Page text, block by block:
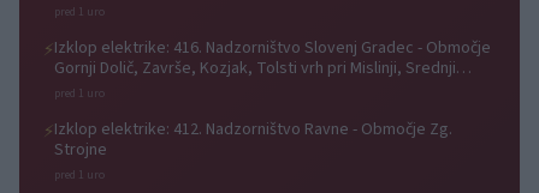
pred 1 uro
⚡Izklop elektrike: 416. Nadzorništvo Slovenj Gradec - Območje
Gornji Dolič, Završe, Kozjak, Tolsti vrh pri Mislinji, Srednji
Dolič, Paka
pred 1 uro
⚡Izklop elektrike: 412. Nadzorništvo Ravne - Območje Zg.
Strojne
pred 1 uro